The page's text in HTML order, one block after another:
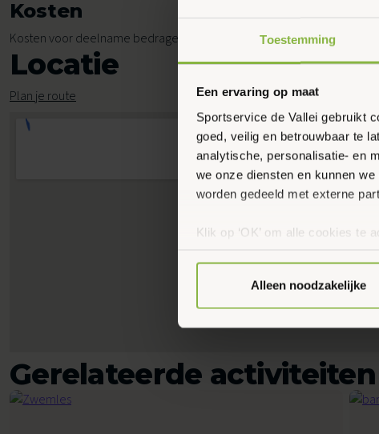
Toestemming
Een ervaring op maat
Sportservice de Vallei gebruikt
goed, veilig en betrouwbaar te
analytische, personalisatie- en
we onze diensten en kunnen
worden gedeeld met externe
Klik op ‘OK’ om alle cookies te
Alleen noodzakelijke
Kosten
Kosten voor deelname bedragen € 5,65 per les.
Locatie
Plan je route
Gerelateerde activiteiten